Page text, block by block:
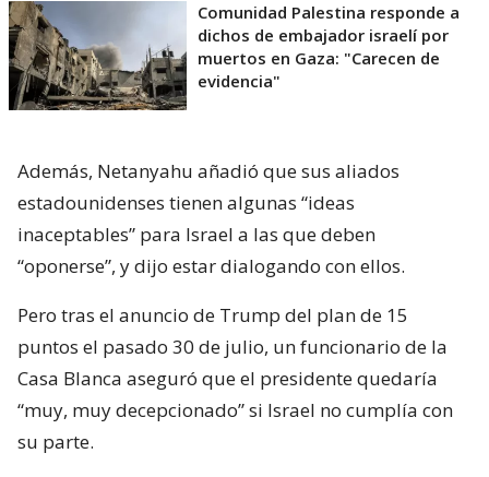
Comunidad Palestina responde a
dichos de embajador israelí por
muertos en Gaza: "Carecen de
evidencia"
Además, Netanyahu añadió que sus aliados
estadounidenses tienen algunas “ideas
inaceptables” para Israel a las que deben
“oponerse”, y dijo estar dialogando con ellos.
Pero tras el anuncio de Trump del plan de 15
puntos el pasado 30 de julio, un funcionario de la
Casa Blanca aseguró que el presidente quedaría
“muy, muy decepcionado” si Israel no cumplía con
su parte.